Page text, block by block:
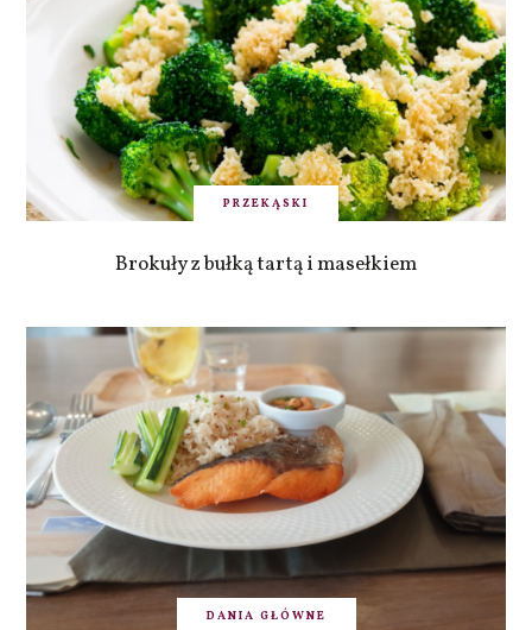
PRZEKĄSKI
Brokuły z bułką tartą i masełkiem
DANIA GŁÓWNE